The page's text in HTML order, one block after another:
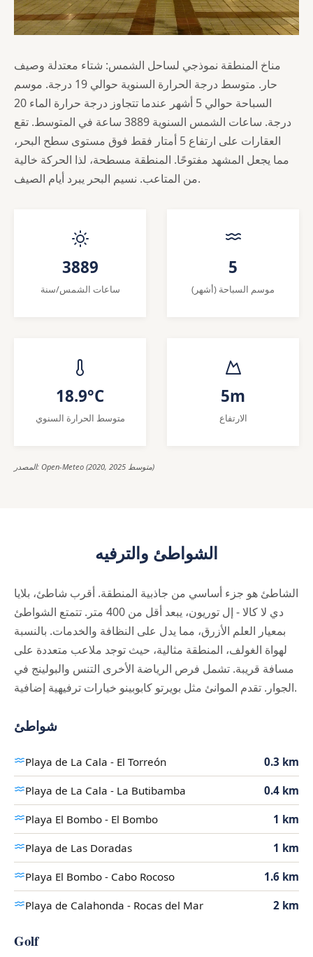
مناخ المنطقة نموذجي لساحل الشمس: شتاء معتدلة وصيف
حار. متوسط درجة الحرارة السنوية حوالي 19 درجة. موسم
السباحة حوالي 5 أشهر عندما تتجاوز درجة حرارة الماء 20
درجة. ساعات الشمس السنوية 3889 ساعة في المتوسط. تقع
العقارات على ارتفاع 5 أمتار فقط فوق مستوى سطح البحر،
مما يجعل المشهد مفتوحًا. المنطقة مسطحة، لذا الحركة خالية
من المتاعب. نسيم البحر يبرد أيام الصيف.
3889
ساعات الشمس/سنة
5
موسم السباحة (أشهر)
18.9°C
متوسط الحرارة السنوي
5m
الارتفاع
المصدر: Open-Meteo (2020, 2025 متوسط)
الشواطئ والترفيه
الشاطئ هو جزء أساسي من جاذبية المنطقة. أقرب شاطئ، بلايا
دي لا كالا - إل توريون، يبعد أقل من 400 متر. تتمتع الشواطئ
بمعيار العلم الأزرق، مما يدل على النظافة والخدمات. بالنسبة
لهواة الغولف، المنطقة مثالية، حيث توجد ملاعب متعددة على
مسافة قريبة. تشمل فرص الرياضة الأخرى التنس والبولينج في
الجوار. تقدم الموانئ مثل بويرتو كابوبينو خيارات ترفيهية إضافية.
شواطئ
Playa de La Cala - El Torreón 0.3 km
Playa de La Cala - La Butibamba 0.4 km
Playa El Bombo - El Bombo 1 km
Playa de Las Doradas 1 km
Playa El Bombo - Cabo Rocoso 1.6 km
Playa de Calahonda - Rocas del Mar 2 km
Golf